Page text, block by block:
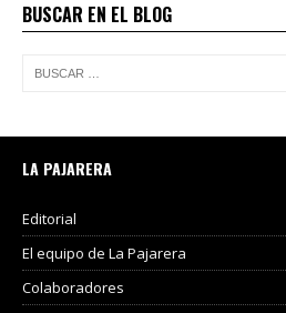
BUSCAR EN EL BLOG
LA PAJARERA
Editorial
El equipo de La Pajarera
Colaboradores